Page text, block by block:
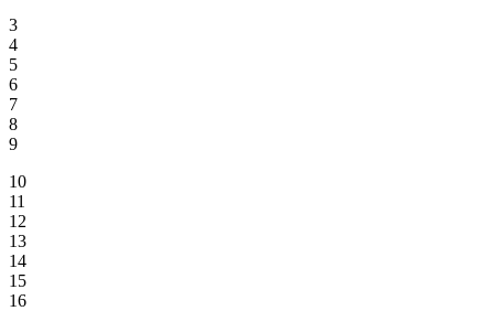
3
4
5
6
7
8
9
10
11
12
13
14
15
16